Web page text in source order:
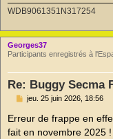
n
l
u
WDB9061351N317254
Georges37
Participants enregistrés à
Re: Buggy Secma
M
s
a
jeu. 25 juin 2026, 18:56
Erreur de frappe en
fait en novembre 2025 !